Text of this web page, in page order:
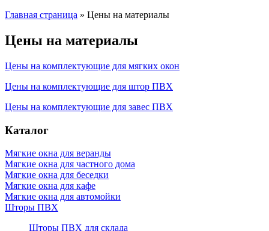
Главная страница » Цены на материалы
Цены на материалы
Цены на комплектующие для мягких окон
Цены на комплектующие для штор ПВХ
Цены на комплектующие для завес ПВХ
Каталог
Мягкие окна для веранды
Мягкие окна для частного дома
Мягкие окна для беседки
Мягкие окна для кафе
Мягкие окна для автомойки
Шторы ПВХ
Шторы ПВХ для склада